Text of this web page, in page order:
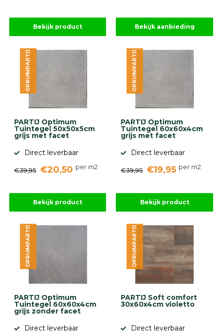
Bekijk product Bekijk aanbieding
PARTIJ Optimum
Tuintegel 50x50x5cm
grijs met facet
Direct leverbaar
€39,95 €20,50 per m2
OPRUIMPARTIJ
Bekijk product
PARTIJ Optimum
Tuintegel 60x60x4cm
grijs met facet
Direct leverbaar
€39,95 €19,95 per m2
OPRUIMPARTIJ
Bekijk product
PARTIJ Optimum
Tuintegel 60x60x4cm
grijs zonder facet
Direct leverbaar
OPRUIMPARTIJ
PARTIJ Soft comfort
30x60x4cm violetto
Direct leverbaar
OPRUIMPARTIJ